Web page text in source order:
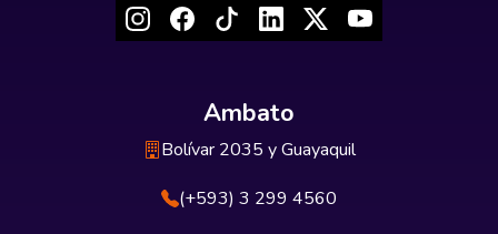
Ambato
Bolívar 2035 y Guayaquil
(+593) 3 299 4560